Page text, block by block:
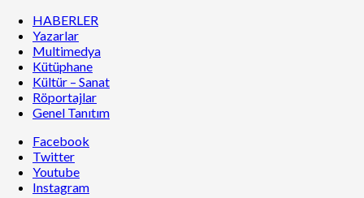
HABERLER
Yazarlar
Multimedya
Kütüphane
Kültür – Sanat
Röportajlar
Genel Tanıtım
Facebook
Twitter
Youtube
Instagram